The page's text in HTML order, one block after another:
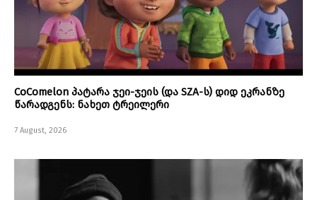
CoComelon პატარა ჯეი-ჯეის (და SZA-ს) დიდ ეკრანზე
წარადგენს: ნახეთ ტრეილერი
7 August, 2026